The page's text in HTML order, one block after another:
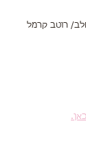
רוטב קרמל